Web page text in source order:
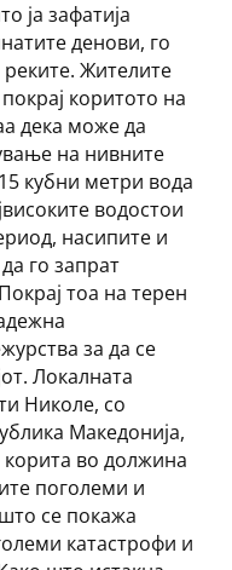
ја зафатија
денови, го
Жителите
коритото на
дека може да
на нивните
кубни метри вода
водостои
насипите и
го запрат
тоа на терен
за да се
Локалната
Николе, со
Македонија,
во должина
поголеми и
се покажа
катастрофи и